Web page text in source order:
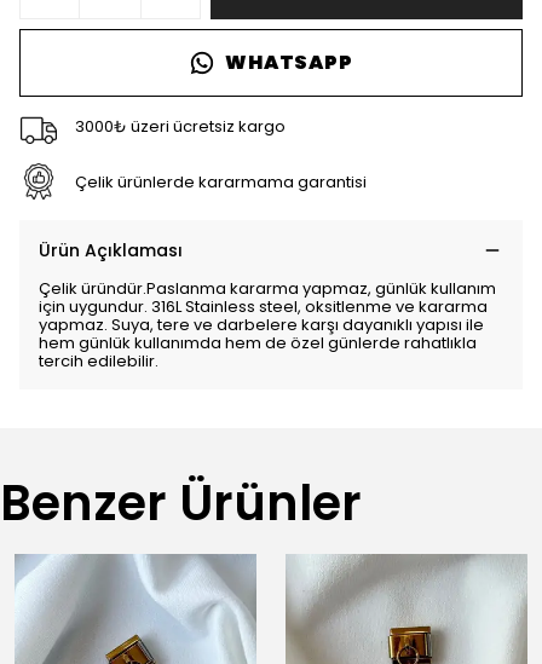
WHATSAPP
3000₺ üzeri ücretsiz kargo
Çelik ürünlerde kararmama garantisi
Ürün Açıklaması
Çelik üründür.Paslanma kararma yapmaz, günlük kullanım
için uygundur. 316L Stainless steel, oksitlenme ve kararma
yapmaz. Suya, tere ve darbelere karşı dayanıklı yapısı ile
hem günlük kullanımda hem de özel günlerde rahatlıkla
tercih edilebilir.
Benzer Ürünler